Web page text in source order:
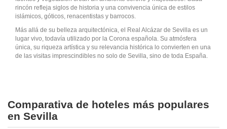
rincón refleja siglos de historia y una convivencia única de estilos
islámicos, góticos, renacentistas y barrocos.
Más allá de su belleza arquitectónica, el Real Alcázar de Sevilla es un
lugar vivo, todavía utilizado por la Corona española. Su atmósfera
única, su riqueza artística y su relevancia histórica lo convierten en una
de las visitas imprescindibles no solo de Sevilla, sino de toda España.
Comparativa de hoteles más populares
en Sevilla